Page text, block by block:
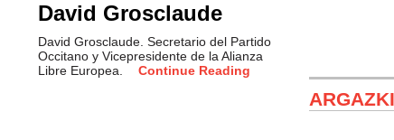
David Grosclaude
David Grosclaude. Secretario del Partido
Occitano y Vicepresidente de la Alianza
Libre Europea.
Continue Reading